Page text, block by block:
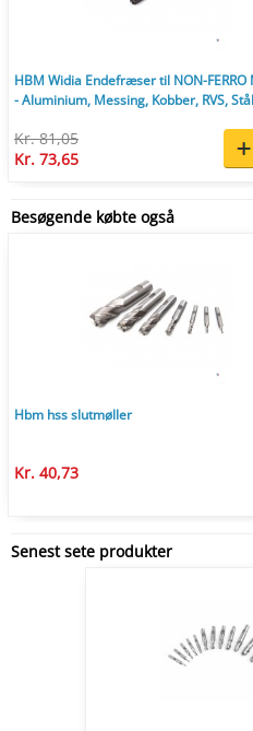
HBM Widia Endefræser til NON-FERRO
- Aluminium, Messing, Kobber, RVS,
Kr. 81,05
Kr. 73,65
Besøgende købte også
Hbm hss slutmøller
Kr. 40,73
Senest sete produkter